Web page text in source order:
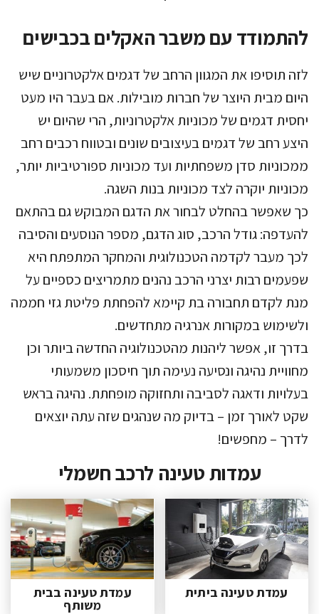
להתמודד עם משבר האקלים בכבישים
לזה תוסיפו את המגוון הרחב של דגמים אלקטרוניים שיש
היום מבית היוצר של חברות מובילות. אם בעבר היו מעט
יחסית דגמים של מכוניות אלקטרוניות, הרי שהיום יש
היצע רחב של דגמים בעיצובים שונים ובטווח רכבים רחב
ממכוניות סדן משפחתיות ועד מכוניות ספורטיביות יותר,
מכוניות יוקרה לצד מכוניות בנות השגה.
כך שאפשר בהחלט לבחור את הדגם המבוקש גם בהתאם
להעדפה: גודל הרכב, סוג הדגם, מספר הנוסעים והסיבה
לכך מעבר לקדמה הטכנולוגית והמחקר המתפתח היא
שפעמים רבות יצרני הרכב נהנים מתמריצים כספיים על
מנת לקדם תחבורה בת קיימא להפחתת פליטת גזי חממה
ולשימוש במקורות אנרגיה מתחדשים.
בדרך זו, אפשר ליהנות מהטכנולוגיה החדשה ביותר וכן
מחוויית נהיגה ונסיעה נעימה תוך חיסכון משמעותי
בעלויות ודאגה לסביבה ותחזוקה מופחתת. נהיגה בראש
שקט לאורך זמן – בדיוק מה שנהגים שזה עתה יוצאים
לדרך – מחפשים!
עמדות טעינה לרכב חשמלי
עמדת טעינה ביתית עמדת טעינה בבית
משותף